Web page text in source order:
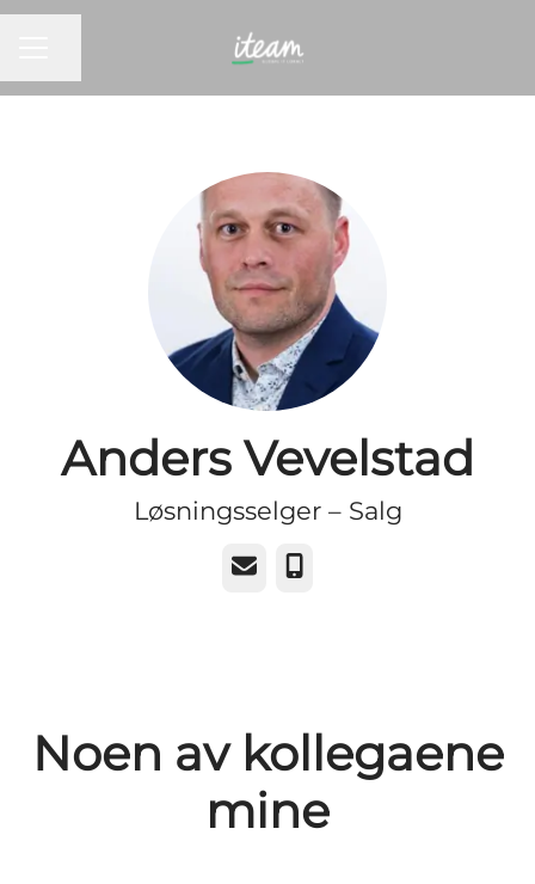
Anders Vevelstad
Løsningsselger – Salg
E-postTelefonnummer
Noen av kollegaene
mine